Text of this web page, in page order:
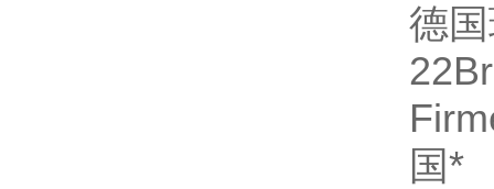
德国
22
国*